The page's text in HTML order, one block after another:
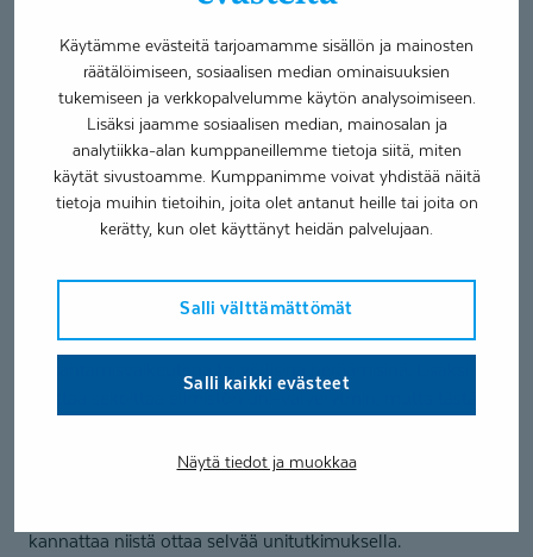
Käytämme evästeitä tarjoamamme sisällön ja mainosten
räätälöimiseen, sosiaalisen median ominaisuuksien
tukemiseen ja verkkopalvelumme käytön analysoimiseen.
Lisäksi jaamme sosiaalisen median, mainosalan ja
analytiikka-alan kumppaneillemme tietoja siitä, miten
käytät sivustoamme. Kumppanimme voivat yhdistää näitä
tietoja muihin tietoihin, joita olet antanut heille tai joita on
kerätty, kun olet käyttänyt heidän palvelujaan.
Salli välttämättömät
Salli kaikki evästeet
Näytä tiedot ja muokkaa
Miten ylikuntoa hoidetaan?
Resepti ylikunnon hoitoon on yksinkertaisesti: lepo, lepo,
lepo. Käytännössä tämä tarkoittaa elimistöä kuormittavien
rasitteiden raivaamista omasta elämästä pois niin, että tilaa
tulee palautumiselle ja elpymiselle.
Tärkeintä on varmistaa, että oma uni on kunnossa ja sitä
saa riittävästi. Ylikuntotila ja sen aiheuttama sympaattinen
aktivaatio voi heikentää nukkumista, joka ilmenee
tukemiseksi niin säännöllisenä kuin mahdollista.
kannattaa niistä ottaa selvää unitutkimuksella.